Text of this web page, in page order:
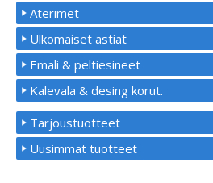
Aterimet
Ulkomaiset astiat
Emali & peltiesineet
Kalevala & desing korut.
Tarjoustuotteet
Uusimmat tuotteet